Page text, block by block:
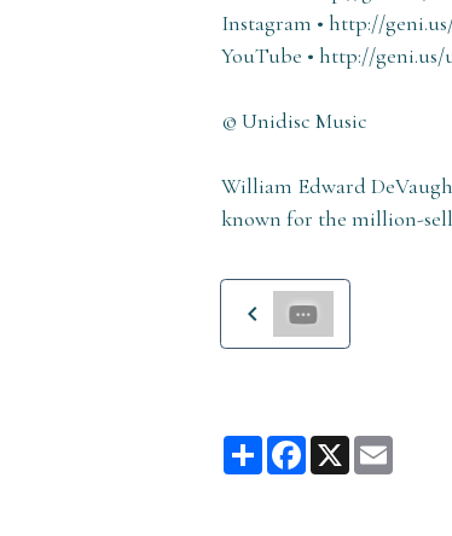
Instagram • http://
YouTube • http://
© Unidisc Music
William Edward
known for the million-
PartagerFacebook
X